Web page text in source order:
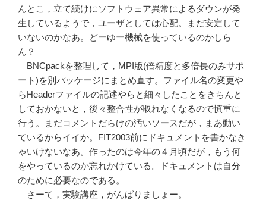
んとこ，立て続けにソフトウェア異常によるダウンが発
生しているようで，ユーザとしては心配。まだ安定して
いないのかなあ。どーゆー機械を使っているのかしら
ん？
BNCpackを整理して，MPI版(倍精度と多倍長のみサポ
ート)を別パッケージにまとめ直す。ファイル名の変更や
らHeaderファイルの記述やらと細々したことをきちんと
しておかないと，後々整合性が取れなくなるので慎重に
行う。まだコメントだらけの汚いソースだが，まあ動い
ているからイイか。FIT2003前にドキュメントを書かなき
ゃいけないなあ。作ったのは今年の４月頃だが，もう何
をやっているのか忘れかけている。ドキュメントは自分
のために必要なのである。
さーて，実験講座，がんばりましょー。